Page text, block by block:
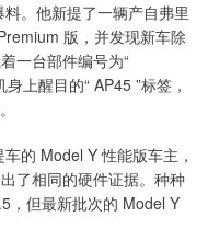
。他新提了一辆产自弗里
版，并发现新车除
一台部件编号为“
上醒目的“ AP45 ”标签，
的 Model Y 性能版车主，
了相同的硬件证据。种种
，但最新批次的 Model Y